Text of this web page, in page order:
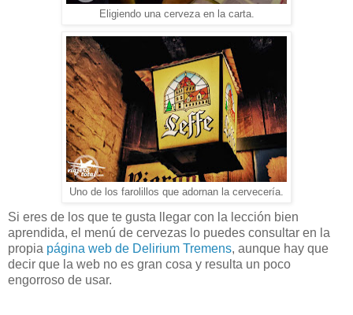
Eligiendo una cerveza en la carta.
Uno de los farolillos que adornan la cervecería.
Si eres de los que te gusta llegar con la lección bien
aprendida, el menú de cervezas lo puedes consultar en la
propia página web de Delirium Tremens, aunque hay que
decir que la web no es gran cosa y resulta un poco
engorroso de usar.